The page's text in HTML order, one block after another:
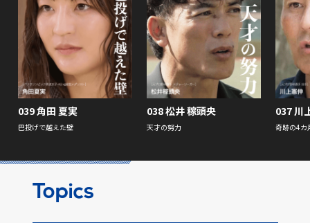
039 角田 夏実
巴投げで越えた壁
038 松井 稼頭央
天才の努力
037 川
奇跡の4カ
Topics